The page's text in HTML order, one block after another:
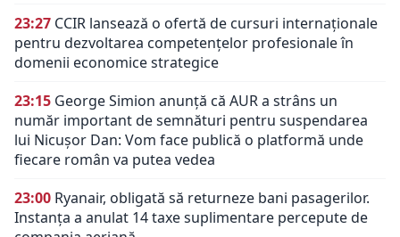
23:27 CCIR lansează o ofertă de cursuri internaționale
pentru dezvoltarea competențelor profesionale în
domenii economice strategice
23:15 George Simion anunță că AUR a strâns un
număr important de semnături pentru suspendarea
lui Nicușor Dan: Vom face publică o platformă unde
fiecare român va putea vedea
23:00 Ryanair, obligată să returneze bani pasagerilor.
Instanța a anulat 14 taxe suplimentare percepute de